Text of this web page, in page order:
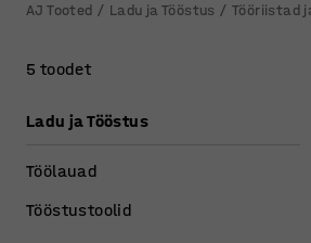
AJ Tooted Ladu ja Tööstus Tööriistad
5 toodet
Ladu ja Tööstus
Töölauad
Tööstustoolid